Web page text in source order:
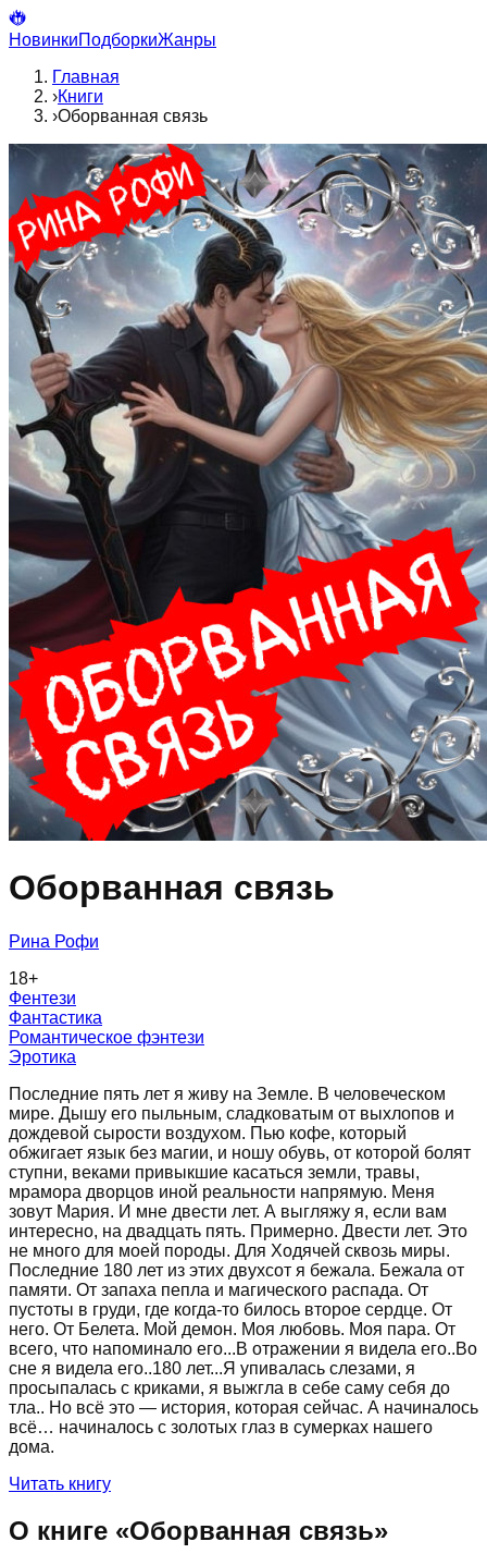
НовинкиПодборкиЖанры
Главная
›Книги
›Оборванная связь
Оборванная связь
Рина Рофи
18+
Фентези
Фантастика
Романтическое фэнтези
Эротика
Последние пять лет я живу на Земле. В человеческом
мире. Дышу его пыльным, сладковатым от выхлопов и
дождевой сырости воздухом. Пью кофе, который
обжигает язык без магии, и ношу обувь, от которой болят
ступни, веками привыкшие касаться земли, травы,
мрамора дворцов иной реальности напрямую. Меня
зовут Мария. И мне двести лет. А выгляжу я, если вам
интересно, на двадцать пять. Примерно. Двести лет. Это
не много для моей породы. Для Ходячей сквозь миры.
Последние 180 лет из этих двухсот я бежала. Бежала от
памяти. От запаха пепла и магического распада. От
пустоты в груди, где когда-то билось второе сердце. От
него. От Белета. Мой демон. Моя любовь. Моя пара. От
всего, что напоминало его...В отражении я видела его..Во
сне я видела его..180 лет...Я упивалась слезами, я
просыпалась с криками, я выжгла в себе саму себя до
тла.. Но всё это — история, которая сейчас. А начиналось
всё… начиналось с золотых глаз в сумерках нашего
дома.
Читать книгу
О книге «Оборванная связь»